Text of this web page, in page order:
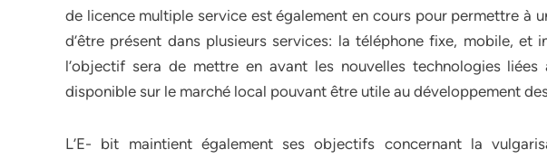
de licence multiple service est également en cours pour permettre à
d’être présent dans plusieurs services: la téléphone fixe, mobile, et
l’objectif sera de mettre en avant les nouvelles technologies
disponible sur le marché local pouvant être utile au développement
L’E- bit maintient également ses objectifs concernant la